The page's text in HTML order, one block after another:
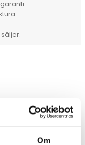
Om